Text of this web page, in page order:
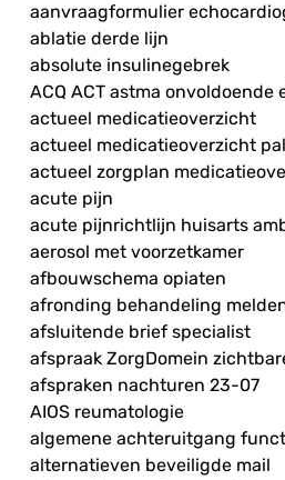
aanvraagformulier
ablatie derde lijn
absolute insulinegebrek
ACQ ACT astma onvoldoende
actueel medicatieoverzicht
actueel medicatieoverzicht
actueel zorgplan
acute pijn
acute pijnrichtlijn huisarts
aerosol met voorzetkamer
afbouwschema opiaten
afronding behandeling
afsluitende brief specialist
afspraak ZorgDomein
afspraken nachturen 23-07
AIOS reumatologie
algemene achteruitgang
alternatieven beveiligde mail